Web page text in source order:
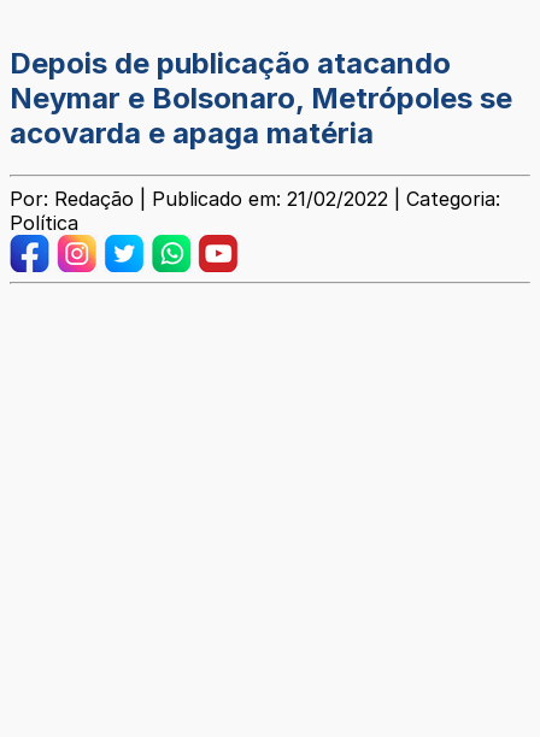
Depois de publicação atacando
Neymar e Bolsonaro, Metrópoles se
acovarda e apaga matéria
Por: Redação | Publicado em: 21/02/2022 | Categoria:
Política